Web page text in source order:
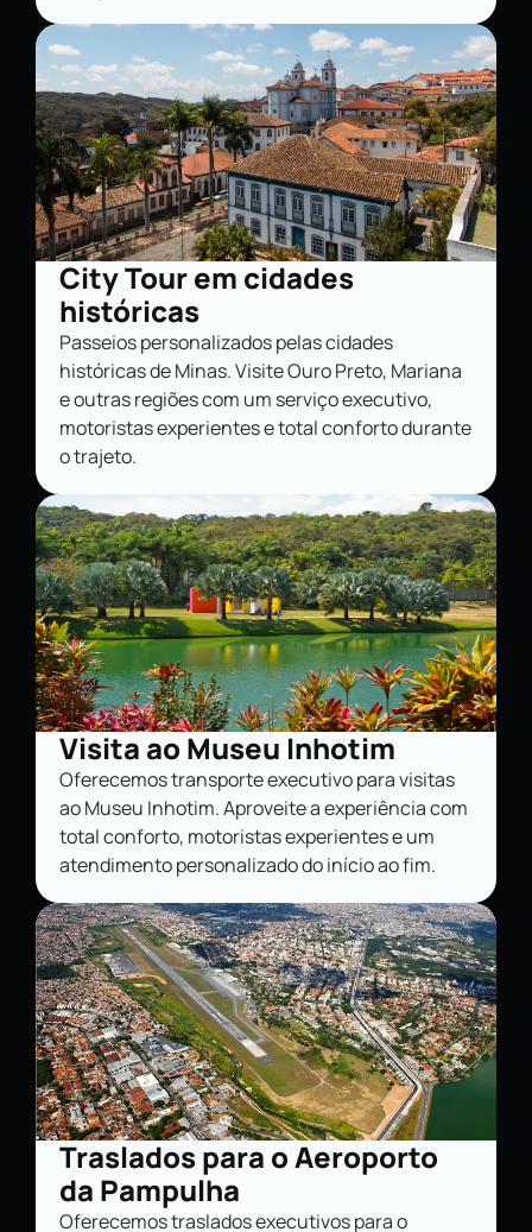
City Tour em cidades
históricas
Passeios personalizados pelas cidades
históricas de Minas. Visite Ouro Preto, Mariana
e outras regiões com um serviço executivo,
motoristas experientes e total conforto durante
o trajeto.
Visita ao Museu Inhotim
Oferecemos transporte executivo para visitas
ao Museu Inhotim. Aproveite a experiência com
total conforto, motoristas experientes e um
atendimento personalizado do início ao fim.
Traslados para o Aeroporto
da Pampulha
Oferecemos traslados executivos para o